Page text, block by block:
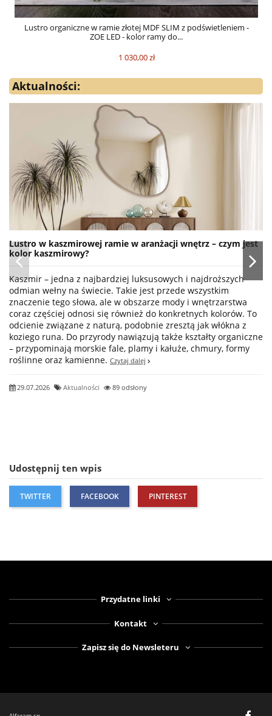
Lustro organiczne w ramie złotej MDF SLIM z podświetleniem -
ZOE LED - kolor ramy do...
1 030,00 zł
Aktualności:
Lustro w kaszmirowej ramie w aranżacji wnętrz – czym jest
kolor kaszmirowy?
Kaszmir – jedna z najbardziej luksusowych i najdroższych
odmian wełny na świecie. Takie jest przede wszystkim
znaczenie tego słowa, ale w obszarze mody i wnętrzarstwa
coraz częściej odnosi się również do konkretnych kolorów. To
odcienie związane z naturą, podobnie zresztą jak włókna z
koziego runa. Do przyrody nawiązują także kształty organiczne
– przypominają morskie fale, plamy i kałuże, chmury, formy
roślinne oraz kamienne. Czytaj dalej
29.07.2026 Aktualności 89 odsłony
Udostępnij ten wpis
TWITTER FACEBOOK PINTEREST
Przydatne linki
Kontakt
Zapisz się do Newsleteru